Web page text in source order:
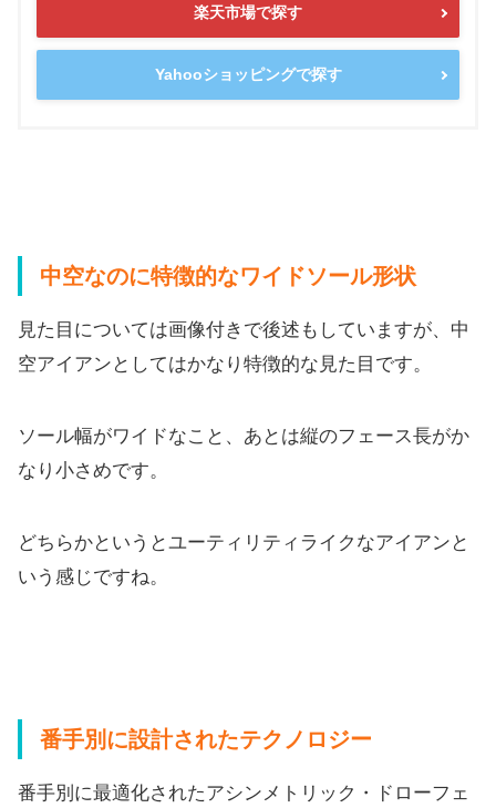
楽天市場で探す
Yahooショッピングで探す
中空なのに特徴的なワイドソール形状
見た目については画像付きで後述もしていますが、 中
空アイアンとしてはかなり特徴的な見た目です。
ソール幅がワイドなこと、 あとは縦のフェース長がか
なり小さめです。
どちらかというとユーティリティライクなアイアンと
いう感じですね。
番手別に設計されたテクノロジー
番手別に最適化されたアシンメトリック・ ドローフェ